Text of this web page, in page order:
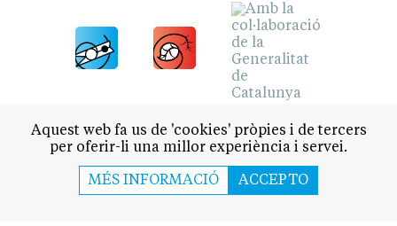
Aquest web fa us de 'cookies' pròpies i de tercers
per oferir-li una millor experiència i servei.
MÉS INFORMACIÓ ACCEPTO